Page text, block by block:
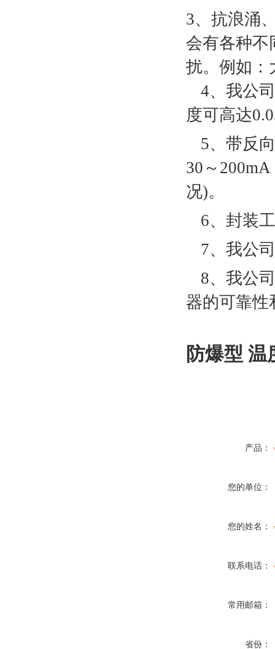
3、抗浪涌
会有各种不
扰。例如：
4、我公
度可高达
5、带反
30 ～ 200mA
况)。
6、封装
7、我公
8、我公
器的可靠性
防爆型 温
产品：
您的单位：
您的姓名：
联系电话：
常用邮箱：
省份：